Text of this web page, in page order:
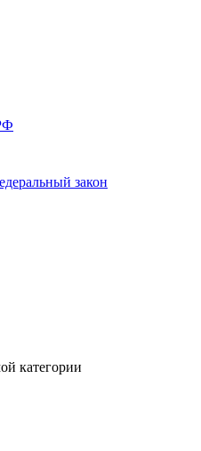
закон
категории